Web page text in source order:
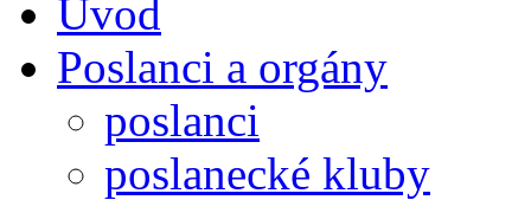
Úvod
Poslanci a orgány
poslanci
poslanecké kluby